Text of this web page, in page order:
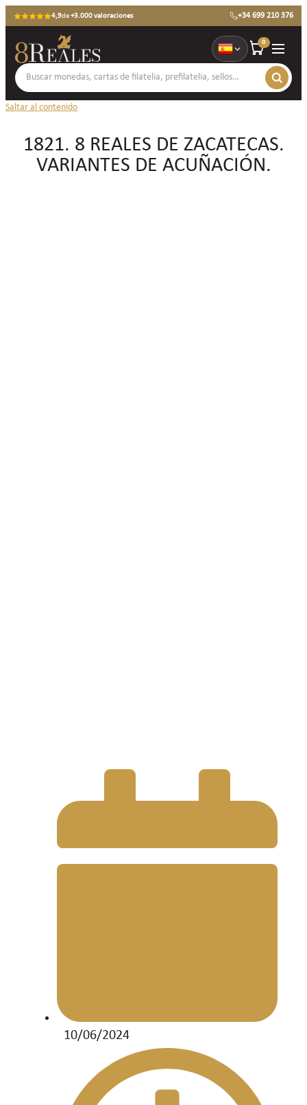
4,9de+3.000 valoraciones +34 699 210 376
0
Saltar al contenido
1821. 8 REALES DE ZACATECAS.
VARIANTES DE ACUÑACIÓN.
10/06/2024